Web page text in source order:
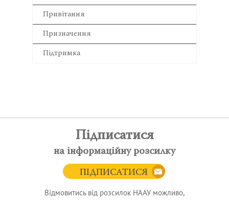
Привітання
Призначення
Підтримка
Підписатися
на інформаційну розсилку
ПІДПИСАТИСЯ
Відмовитись від розсилок НААУ можливо,